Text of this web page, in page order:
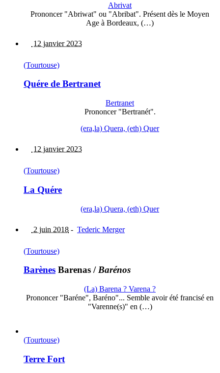
Abrivat
Prononcer "Abriwat" ou "Abribat". Présent dès le Moyen
Age à Bordeaux, (…)
12 janvier 2023
(Tourtouse)
Quére de Bertranet
Bertranet
Prononcer "Bertranét".
(era,la) Quera, (eth) Quer
12 janvier 2023
(Tourtouse)
La Quére
(era,la) Quera, (eth) Quer
2 juin 2018 - Tederic Merger
(Tourtouse)
Barènes Barenas /Barénos
(La) Barena ? Varena ?
Prononcer "Baréne", Baréno"... Semble avoir été francisé en
"Varenne(s)" en (…)
(Tourtouse)
Terre Fort